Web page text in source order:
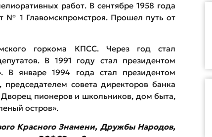
работ. В сентябре 1958 года
№ 1 Главомскпромстроя. Прошел путь от
горкома КПСС. Через год стал
В 1991 году стал президентом
В январе 1994 года стал президентом
совета директоров банка
пионеров и школьников, дом быта,
остров».
Красного Знамени, Дружбы Народов,